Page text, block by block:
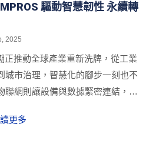
分析、資安防護與工業物聯網創新
果，並轉化為可持續發展的生態鏈
攜手台灣資安與AI合作夥伴，協助
信與自動工控領域邁向高效、安全
的智慧升級。秉持「跨域協作、共
」的使命，昇頻不僅以卓越的軟硬
更成為推動台印產業深度合作的加
驅動智慧韌性 永續轉
2025
正推動全球產業重新洗牌，從工業
城市治理，智慧化的腳步一刻也不
聯網則讓設備與數據緊密連結，但
肩而行，產業要如何在轉型路上穩
更多